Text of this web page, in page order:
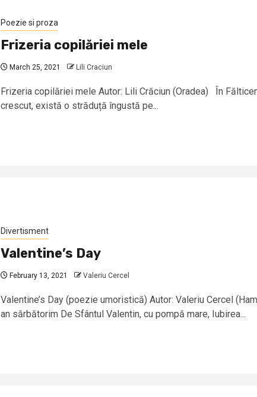
Poezie si proza
Frizeria copilăriei mele
March 25, 2021 Lili Craciun
Frizeria copilăriei mele Autor: Lili Crăciun (Oradea) În
crescut, există o străduță îngustă pe...
Divertisment
Valentine’s Day
February 13, 2021 Valeriu Cercel
Valentine’s Day (poezie umoristică) Autor: Valeriu Cercel
an sărbătorim De Sfântul Valentin, cu pompă mare, Iubirea...